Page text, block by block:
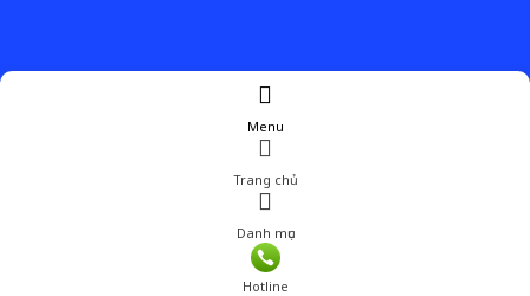
Menu
Trang chủ
Danh mục
Hotline